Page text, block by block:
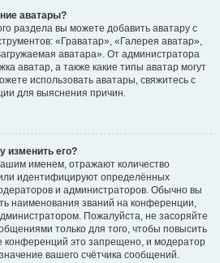
аватары?
раздела вы можете добавить аватару с
«Граватар», «Галерея аватар»,
аватара». От администратора
аватар, а также какие типы аватар могут
использовать аватары, свяжитесь с
для выяснения причин.
изменить его?
именем, отражают количество
идентифицируют определённых
и администраторов. Обычно вы
наименования званий на конференции,
Пожалуйста, не засоряйте
только для того, чтобы повысить
конференций это запрещено, и модератор
вашего счётчика сообщений.